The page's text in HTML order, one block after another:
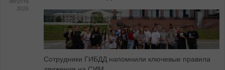
2026
Сотрудники ГИБДД напомнили ключевые правила